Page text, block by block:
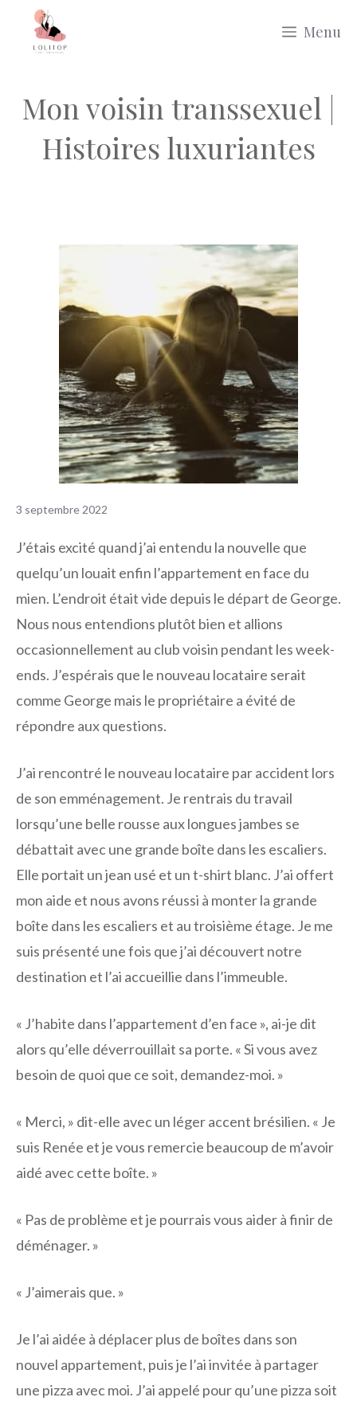
Menu
Mon voisin transsexuel |
Histoires luxuriantes
3 septembre 2022
J’étais excité quand j’ai entendu la nouvelle que
quelqu’un louait enfin l’appartement en face du
mien. L’endroit était vide depuis le départ de George.
Nous nous entendions plutôt bien et allions
occasionnellement au club voisin pendant les week-
ends. J’espérais que le nouveau locataire serait
comme George mais le propriétaire a évité de
répondre aux questions.
J’ai rencontré le nouveau locataire par accident lors
de son emménagement. Je rentrais du travail
lorsqu’une belle rousse aux longues jambes se
débattait avec une grande boîte dans les escaliers.
Elle portait un jean usé et un t-shirt blanc. J’ai offert
mon aide et nous avons réussi à monter la grande
boîte dans les escaliers et au troisième étage. Je me
suis présenté une fois que j’ai découvert notre
destination et l’ai accueillie dans l’immeuble.
« J’habite dans l’appartement d’en face », ai-je dit
alors qu’elle déverrouillait sa porte. « Si vous avez
besoin de quoi que ce soit, demandez-moi. »
« Merci, » dit-elle avec un léger accent brésilien. « Je
suis Renée et je vous remercie beaucoup de m’avoir
aidé avec cette boîte. »
« Pas de problème et je pourrais vous aider à finir de
déménager. »
« J’aimerais que. »
Je l’ai aidée à déplacer plus de boîtes dans son
nouvel appartement, puis je l’ai invitée à partager
une pizza avec moi. J’ai appelé pour qu’une pizza soit